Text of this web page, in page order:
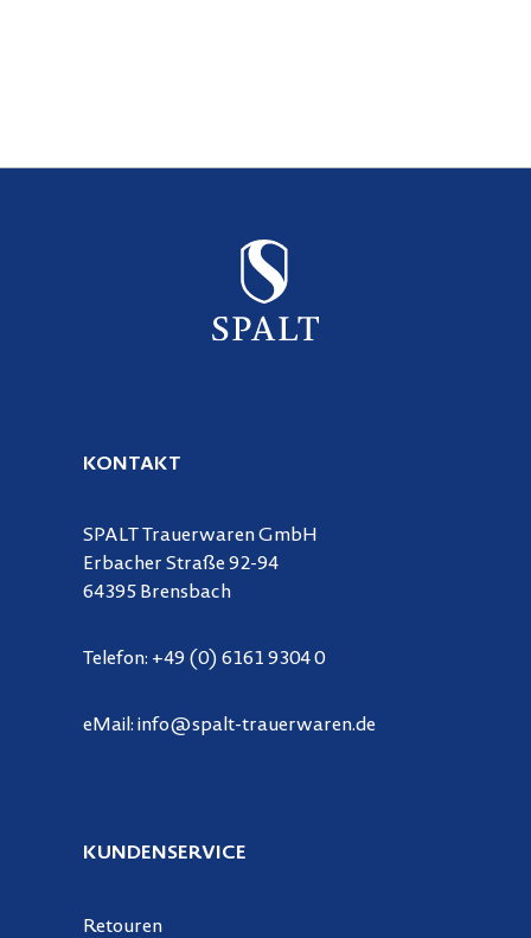
KONTAKT
SPALT Trauerwaren GmbH
Erbacher Straße 92-94
64395 Brensbach
Telefon: +49 (0) 6161 9304 0
eMail: info@spalt-trauerwaren.de
KUNDENSERVICE
Retouren